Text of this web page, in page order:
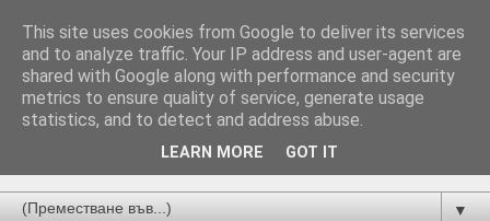
Новини от Бургас, страната и света!
▼
This site uses cookies from Google to deliver its services
and to analyze traffic. Your IP address and user-agent are
shared with Google along with performance and security
metrics to ensure quality of service, generate usage
statistics, and to detect and address abuse.
LEARN MORE GOT IT